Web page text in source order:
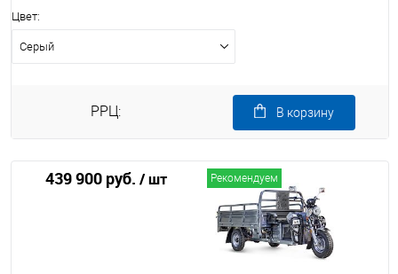
Цвет:
Серый
РРЦ:
439 900 руб. / шт
В корзину
Рекомендуем